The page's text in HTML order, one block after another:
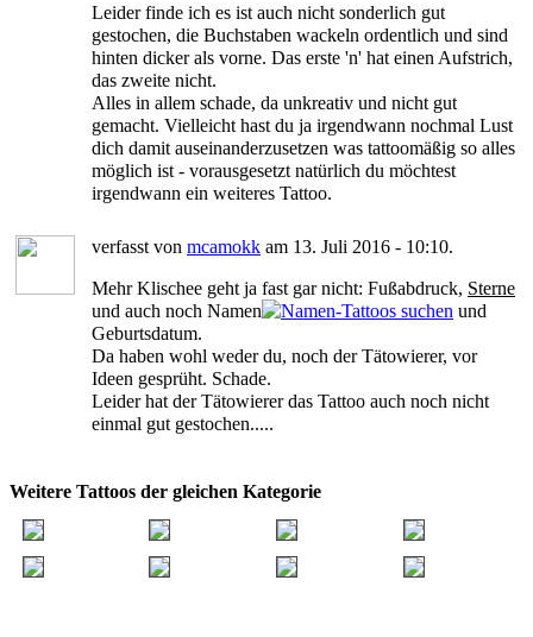
Leider finde ich es ist auch nicht sonderlich gut
gestochen, die Buchstaben wackeln ordentlich und sind
hinten dicker als vorne. Das erste 'n' hat einen Aufstrich,
das zweite nicht.
Alles in allem schade, da unkreativ und nicht gut
gemacht. Vielleicht hast du ja irgendwann nochmal Lust
dich damit auseinanderzusetzen was tattoomäßig so alles
möglich ist - vorausgesetzt natürlich du möchtest
irgendwann ein weiteres Tattoo.
verfasst von mcamokk am 13. Juli 2016 - 10:10.
Mehr Klischee geht ja fast gar nicht: Fußabdruck, Sterne
und auch noch Namen
und
Geburtsdatum.
Da haben wohl weder du, noch der Tätowierer, vor
Ideen gesprüht. Schade.
Leider hat der Tätowierer das Tattoo auch noch nicht
einmal gut gestochen.....
Weitere Tattoos der gleichen Kategorie